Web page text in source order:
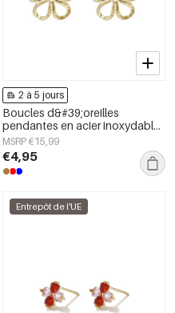
2 à 5 jours
Boucles d&#39;oreilles
pendantes en acier inoxydable,
motif fleur, collection Daily
Simple, bijoux pour femmes
MSRP €15,99
€4,95
Entrepôt de l'UE